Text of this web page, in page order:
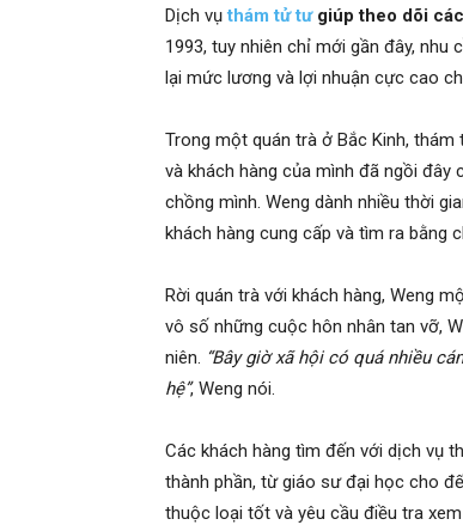
van
tham
tu
hai
phong,
Dịch vụthám tử tưgiúp theo dõi
1993, tuy nhiên chỉ mới gần đây,
lại mức lương và lợi nhuận cực cao
Trong một quán trà ở Bắc Kinh, thám
và khách hàng của mình đã ngồi
chồng mình. Weng dành nhiều thời
khách hàng cung cấp và tìm ra bằng
Rời quán trà với khách hàng, Weng
vô số những cuộc hôn nhân tan vỡ,
niên. “Bây giờ xã hội có quá nhiều
hệ”, Weng nói.
Các khách hàng tìm đến với dịch vụ
thành phần, từ giáo sư đại học cho
thuộc loại tốt và yêu cầu điều tra